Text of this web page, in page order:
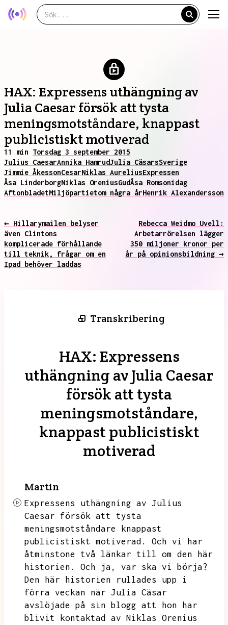
HAX: Expressens uthängning av
Julia Caesar försök att tysta
meningsmotståndare, knappast
publicistiskt motiverad
11 min Torsdag 3 september 2015
Julius CaesarAnnika HamrudJulia CäsarsSverige
Jimmie ÅkessonCesarNiklas AureliusExpressen
Åsa LinderborgNiklas OreniusGudÅsa Romsonidag
AftonbladetMiljöpartietom några årHenrik Alexandersson
← Hillarymailen belyser
även Clintons
komplicerade förhållande
till teknik, frågar om en
Ipad behöver laddas
Rebecca Weidmo Uvell:
Arbetarrörelsen lägger
350 miljoner kronor per
år på opinionsbildning →
Transkribering
HAX: Expressens
uthängning av Julia Caesar
försök att tysta
meningsmotståndare,
knappast publicistiskt
motiverad
Martin
Expressens uthängning av Julius
Caesar försök att tysta
meningsmotståndare knappast
publicistiskt motiverad.
Och vi har
åtminstone två länkar till om den här
historien.
Och ja,
var ska vi börja?
Den här historien rullades upp i
förra veckan när Julia Cäsar
avslöjade på sin blogg att hon har
blivit kontaktad av Niklas Orenius